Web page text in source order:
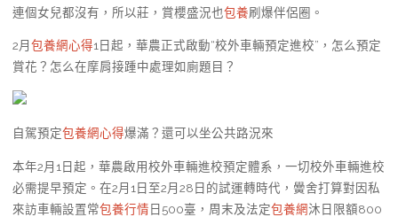
連個女兒都沒有，所以莊，賞櫻盛況也包養刷爆伴侶圈。
2月 包養網心得1日起，華農正式啟動“校外車輛預定進校”，怎么預定
賞花？怎么在摩肩接踵中處理如廁題目？
自駕預定包養網心得爆滿？還可以坐公共路況來
本年2月1日起，華農啟用校外車輛進校預定體系，一切校外車輛進校
必需提早預定。在2月1日至2月28日的試運轉時代，黌舍打算對因私
來訪車輛設置常包養行情日500臺，周末及法定包養網沐日限額800